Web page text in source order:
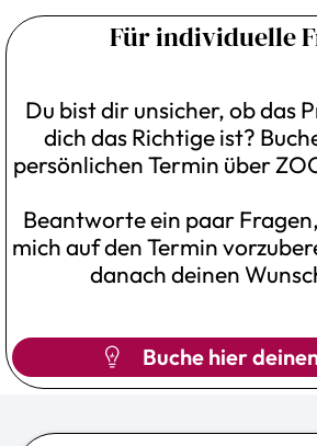
Für individuelle
Du bist dir unsicher, ob das
dich das Richtige ist?
persönlichen Termin über
Beantworte ein paar
mich auf den Termin
danach deinen
Buche hier